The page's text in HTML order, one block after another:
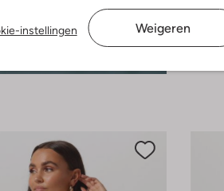
instellingen Weigeren